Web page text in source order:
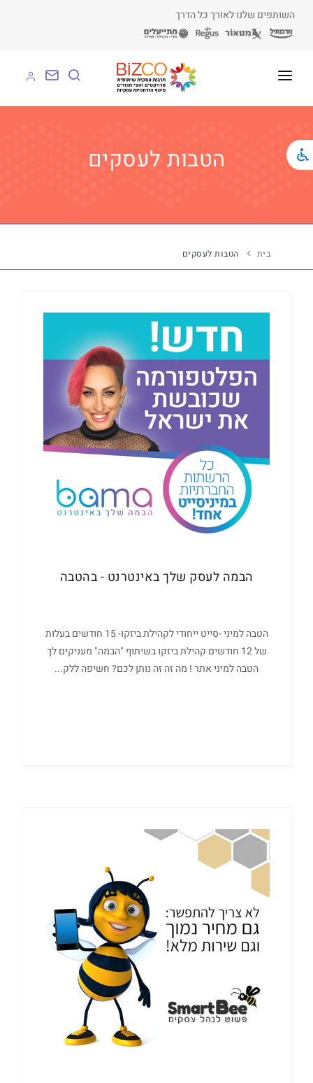
השותפים שלנו לאורך כל הדרך
על BIZCO
BIZCO לעסקים
הטבות לעסקים
בית הטבות לעסקים
הבמה לעסק שלך באינטרנט - בהטבה
הטבה למיני -סייט ייחודי לקהילת ביזקו- 15 חודשים בעלות
של 12 חודשים קהילת ביזקו בשיתוף "הבמה" מעניקים לך
הטבה למיני אתר ! מה זה זה נותן לכם? חשיפה ללק...